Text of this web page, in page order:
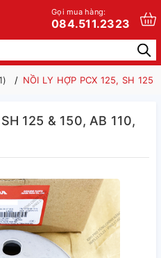
Gọi mua hàng:
084.511.2323
NỒI LY HỢP PCX 125, SH 125
125 & 150, AB 110,